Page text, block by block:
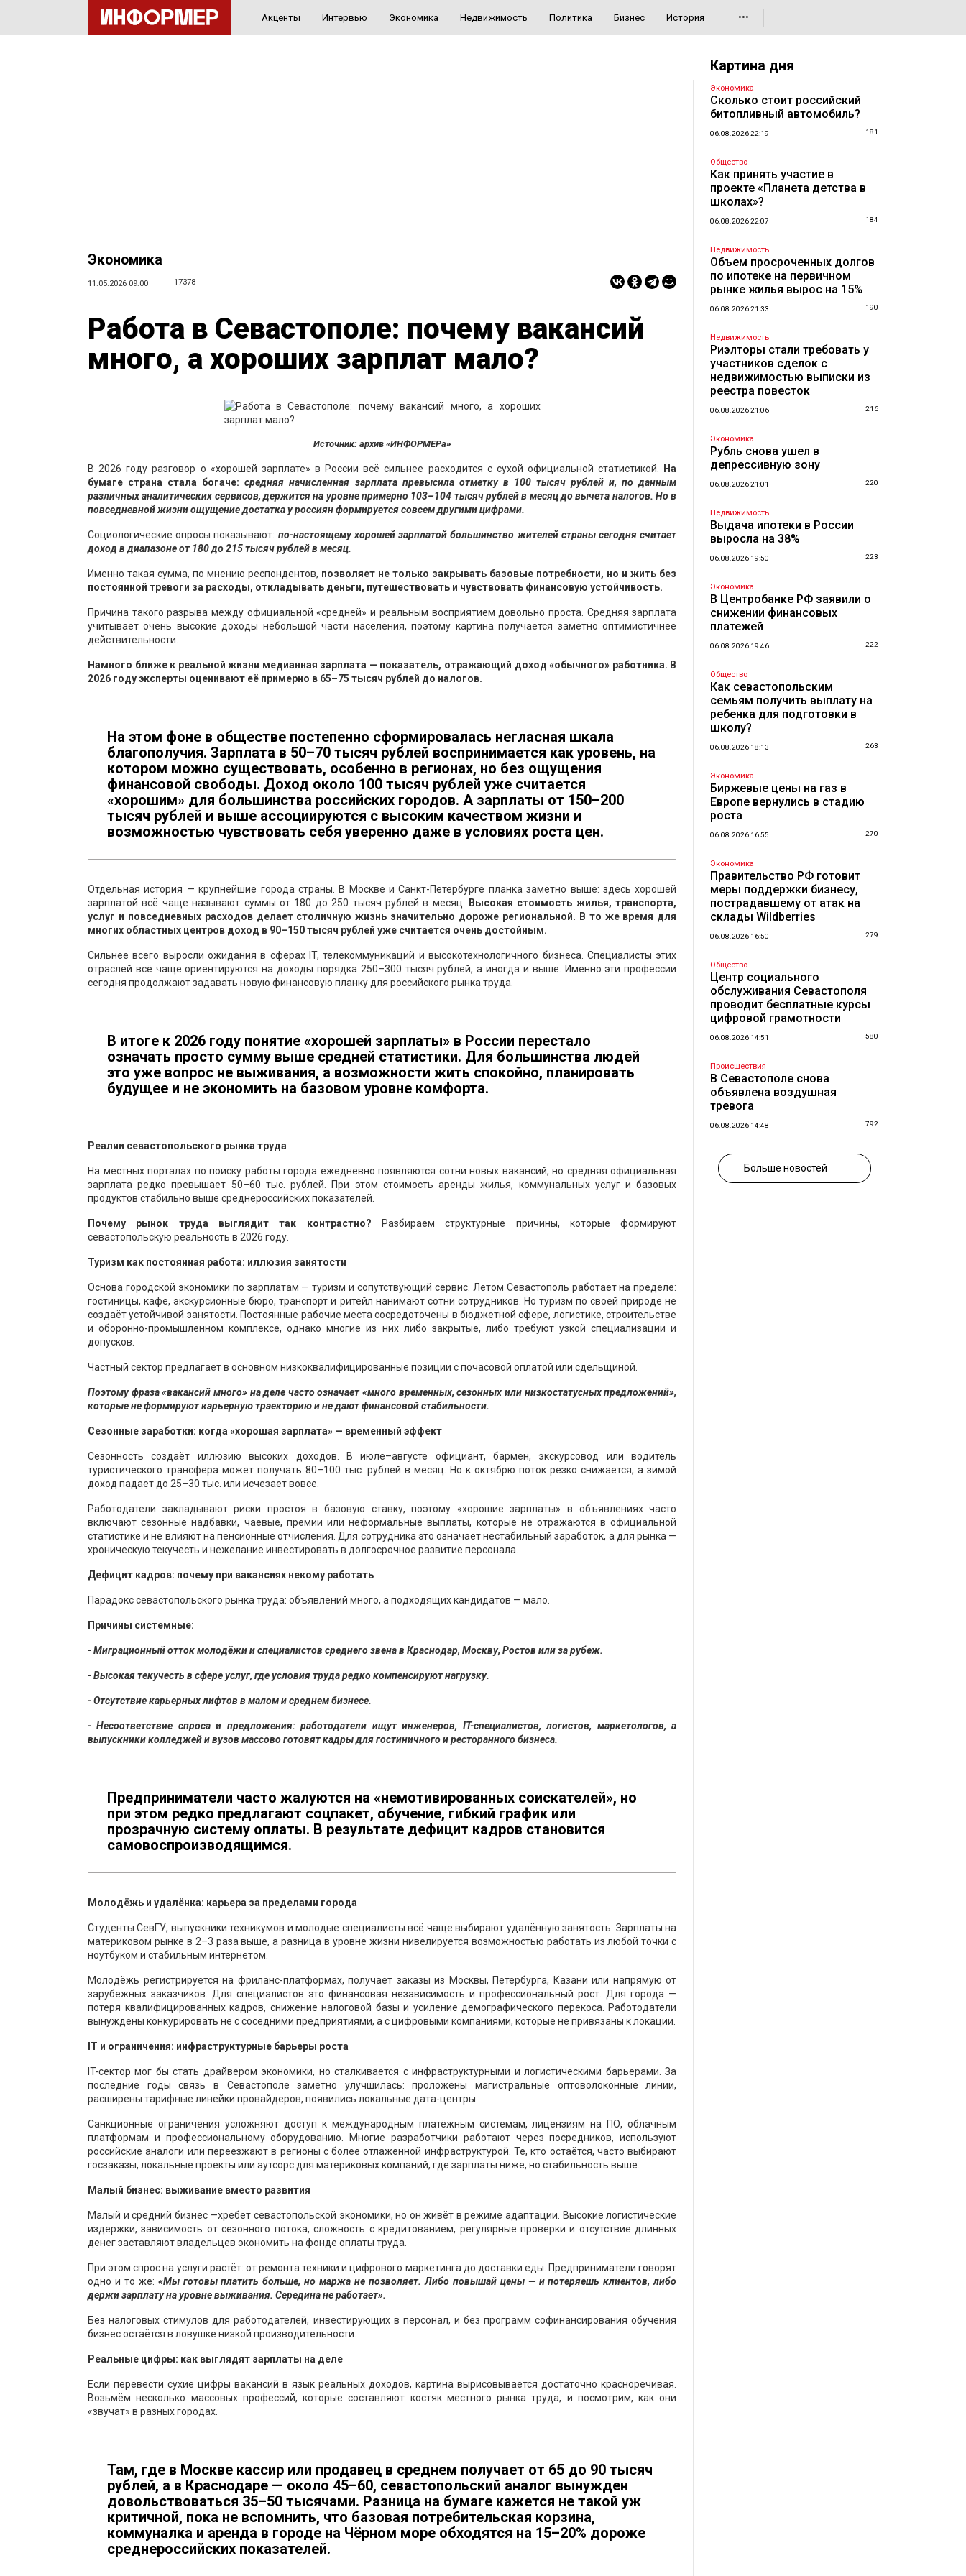
Акценты Интервью Экономика Недвижимость Политика Бизнес История •••
Экономика
11.05.2026 09:00 17378
Работа в Севастополе: почему вакансий
много, а хороших зарплат мало?
Источник: архив «ИНФОРМЕРа»
В 2026 году разговор о «хорошей зарплате» в России всё сильнее расходится с сухой официальной статистикой.
На
бумаге страна стала богаче: средняя начисленная зарплата превысила отметку в 100 тысяч рублей и, по данным
различных аналитических сервисов, держится на уровне примерно 103–104 тысяч рублей в месяц до вычета налогов. Но в
повседневной жизни ощущение достатка у россиян формируется совсем другими цифрами.
Социологические опросы показывают: по-настоящему хорошей зарплатой большинство жителей страны сегодня считает
доход в диапазоне от 180 до 215 тысяч рублей в месяц.
Именно такая сумма, по мнению респондентов, позволяет не только закрывать базовые потребности, но и жить без
постоянной тревоги за расходы, откладывать деньги, путешествовать и чувствовать финансовую устойчивость.
Причина такого разрыва между официальной «средней» и реальным восприятием довольно проста. Средняя зарплата
учитывает очень высокие доходы небольшой части населения, поэтому картина получается заметно оптимистичнее
действительности.
Намного ближе к реальной жизни медианная зарплата — показатель, отражающий доход «обычного» работника. В
2026 году эксперты оценивают её примерно в 65–75 тысяч рублей до налогов.
На этом фоне в обществе постепенно сформировалась негласная шкала
благополучия. Зарплата в 50–70 тысяч рублей воспринимается как уровень, на
котором можно существовать, особенно в регионах, но без ощущения
финансовой свободы. Доход около 100 тысяч рублей уже считается
«хорошим» для большинства российских городов. А зарплаты от 150–200
тысяч рублей и выше ассоциируются с высоким качеством жизни и
возможностью чувствовать себя уверенно даже в условиях роста цен.
Отдельная история — крупнейшие города страны. В Москве и Санкт-Петербурге планка заметно выше: здесь хорошей
зарплатой всё чаще называют суммы от 180 до 250 тысяч рублей в месяц.
Высокая стоимость жилья, транспорта,
услуг и повседневных расходов делает столичную жизнь значительно дороже региональной. В то же время для
многих областных центров доход в 90–150 тысяч рублей уже считается очень достойным.
Сильнее всего выросли ожидания в сферах IT, телекоммуникаций и высокотехнологичного бизнеса. Специалисты этих
отраслей всё чаще ориентируются на доходы порядка 250–300 тысяч рублей, а иногда и выше. Именно эти профессии
сегодня продолжают задавать новую финансовую планку для российского рынка труда.
В итоге к 2026 году понятие «хорошей зарплаты» в России перестало
означать просто сумму выше средней статистики. Для большинства людей
это уже вопрос не выживания, а возможности жить спокойно, планировать
будущее и не экономить на базовом уровне комфорта.
Реалии севастопольского рынка труда
На местных порталах по поиску работы города ежедневно появляются сотни новых вакансий, но средняя официальная
зарплата редко превышает 50–60 тыс. рублей. При этом стоимость аренды жилья, коммунальных услуг и базовых
продуктов стабильно выше среднероссийских показателей.
Почему рынок труда выглядит так контрастно? Разбираем структурные причины, которые формируют
севастопольскую реальность в 2026 году.
Туризм как постоянная работа: иллюзия занятости
Основа городской экономики по зарплатам — туризм и сопутствующий сервис. Летом Севастополь работает на пределе:
гостиницы, кафе, экскурсионные бюро, транспорт и ритейл нанимают сотни сотрудников. Но туризм по своей природе не
создаёт устойчивой занятости. Постоянные рабочие места сосредоточены в бюджетной сфере, логистике, строительстве
и оборонно-промышленном комплексе, однако многие из них либо закрытые, либо требуют узкой специализации и
допусков.
Частный сектор предлагает в основном низкоквалифицированные позиции с почасовой оплатой или сдельщиной.
Поэтому фраза «вакансий много» на деле часто означает «много временных, сезонных или низкостатусных предложений»,
которые не формируют карьерную траекторию и не дают финансовой стабильности.
Сезонные заработки: когда «хорошая зарплата» — временный эффект
Сезонность создаёт иллюзию высоких доходов. В июле–августе официант, бармен, экскурсовод или водитель
туристического трансфера может получать 80–100 тыс. рублей в месяц. Но к октябрю поток резко снижается, а зимой
доход падает до 25–30 тыс. или исчезает вовсе.
Работодатели закладывают риски простоя в базовую ставку, поэтому «хорошие зарплаты» в объявлениях часто
включают сезонные надбавки, чаевые, премии или неформальные выплаты, которые не отражаются в официальной
статистике и не влияют на пенсионные отчисления. Для сотрудника это означает нестабильный заработок, а для рынка —
хроническую текучесть и нежелание инвестировать в долгосрочное развитие персонала.
Дефицит кадров: почему при вакансиях некому работать
Парадокс севастопольского рынка труда: объявлений много, а подходящих кандидатов — мало.
Причины системные:
- Миграционный отток молодёжи и специалистов среднего звена в Краснодар, Москву, Ростов или за рубеж.
- Высокая текучесть в сфере услуг, где условия труда редко компенсируют нагрузку.
- Отсутствие карьерных лифтов в малом и среднем бизнесе.
- Несоответствие спроса и предложения: работодатели ищут инженеров, IT-специалистов, логистов, маркетологов, а
выпускники колледжей и вузов массово готовят кадры для гостиничного и ресторанного бизнеса.
Предприниматели часто жалуются на «немотивированных соискателей», но
при этом редко предлагают соцпакет, обучение, гибкий график или
прозрачную систему оплаты. В результате дефицит кадров становится
самовоспроизводящимся.
Молодёжь и удалёнка: карьера за пределами города
Студенты СевГУ, выпускники техникумов и молодые специалисты всё чаще выбирают удалённую занятость. Зарплаты на
материковом рынке в 2–3 раза выше, а разница в уровне жизни нивелируется возможностью работать из любой точки с
ноутбуком и стабильным интернетом.
Молодёжь регистрируется на фриланс-платформах, получает заказы из Москвы, Петербурга, Казани или напрямую от
зарубежных заказчиков. Для специалистов это финансовая независимость и профессиональный рост. Для города —
потеря квалифицированных кадров, снижение налоговой базы и усиление демографического перекоса. Работодатели
вынуждены конкурировать не с соседними предприятиями, а с цифровыми компаниями, которые не привязаны к локации.
IT и ограничения: инфраструктурные барьеры роста
IT-сектор мог бы стать драйвером экономики, но сталкивается с инфраструктурными и логистическими барьерами. За
последние годы связь в Севастополе заметно улучшилась: проложены магистральные оптоволоконные линии,
расширены тарифные линейки провайдеров, появились локальные дата-центры.
Санкционные ограничения усложняют доступ к международным платёжным системам, лицензиям на ПО, облачным
платформам и профессиональному оборудованию. Многие разработчики работают через посредников, используют
российские аналоги или переезжают в регионы с более отлаженной инфраструктурой. Те, кто остаётся, часто выбирают
госзаказы, локальные проекты или аутсорс для материковых компаний, где зарплаты ниже, но стабильность выше.
Малый бизнес: выживание вместо развития
Малый и средний бизнес —хребет севастопольской экономики, но он живёт в режиме адаптации. Высокие логистические
издержки, зависимость от сезонного потока, сложность с кредитованием, регулярные проверки и отсутствие длинных
денег заставляют владельцев экономить на фонде оплаты труда.
При этом спрос на услуги растёт: от ремонта техники и цифрового маркетинга до доставки еды. Предприниматели говорят
одно и то же: «Мы готовы платить больше, но маржа не позволяет. Либо повышай цены — и потеряешь клиентов, либо
держи зарплату на уровне выживания. Середина не работает».
Без налоговых стимулов для работодателей, инвестирующих в персонал, и без программ софинансирования обучения
бизнес остаётся в ловушке низкой производительности.
Реальные цифры: как выглядят зарплаты на деле
Если перевести сухие цифры вакансий в язык реальных доходов, картина вырисовывается достаточно красноречивая.
Возьмём несколько массовых профессий, которые составляют костяк местного рынка труда, и посмотрим, как они
«звучат» в разных городах.
Там, где в Москве кассир или продавец в среднем получает от 65 до 90 тысяч
рублей, а в Краснодаре — около 45–60, севастопольский аналог вынужден
довольствоваться 35–50 тысячами. Разница на бумаге кажется не такой уж
критичной, пока не вспомнить, что базовая потребительская корзина,
коммуналка и аренда в городе на Чёрном море обходятся на 15–20% дороже
среднероссийских показателей.
Картина дня
Экономика
Сколько стоит российский
битопливный автомобиль?
06.08.2026 22:19 181
Общество
Как принять участие в
проекте «Планета детства в
школах»?
06.08.2026 22:07 184
Недвижимость
Объем просроченных долгов
по ипотеке на первичном
рынке жилья вырос на 15%
06.08.2026 21:33 190
Недвижимость
Риэлторы стали требовать у
участников сделок с
недвижимостью выписки из
реестра повесток
06.08.2026 21:06 216
Экономика
Рубль снова ушел в
депрессивную зону
06.08.2026 21:01 220
Недвижимость
Выдача ипотеки в России
выросла на 38%
06.08.2026 19:50 223
Экономика
В Центробанке РФ заявили о
снижении финансовых
платежей
06.08.2026 19:46 222
Общество
Как севастопольским
семьям получить выплату на
ребенка для подготовки в
школу?
06.08.2026 18:13 263
Экономика
Биржевые цены на газ в
Европе вернулись в стадию
роста
06.08.2026 16:55 270
Экономика
Правительство РФ готовит
меры поддержки бизнесу,
пострадавшему от атак на
склады Wildberries
06.08.2026 16:50 279
Общество
Центр социального
обслуживания Севастополя
проводит бесплатные курсы
цифровой грамотности
06.08.2026 14:51 580
Происшествия
В Севастополе снова
объявлена воздушная
тревога
06.08.2026 14:48 792
Больше новостей